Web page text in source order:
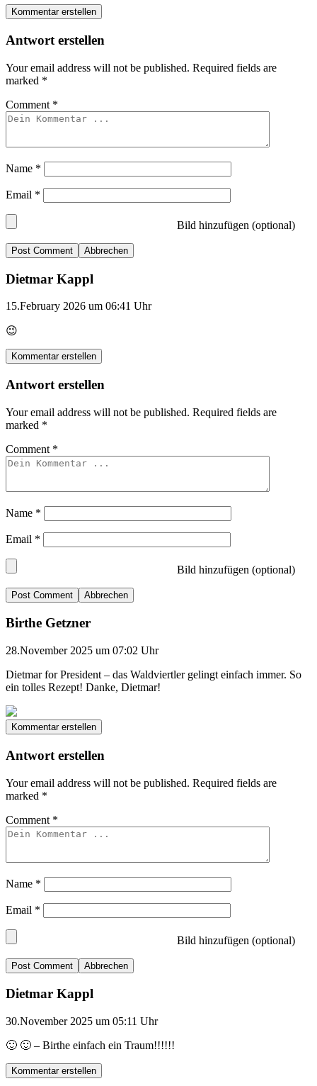
Kommentar erstellen
Antwort erstellen
Your email address will not be published. Required fields are
marked *
Comment *
Name *
Email *
Bild hinzufügen (optional)
Abbrechen
Dietmar Kappl
15.February 2026 um 06:41 Uhr
😉
Kommentar erstellen
Antwort erstellen
Your email address will not be published. Required fields are
marked *
Comment *
Name *
Email *
Bild hinzufügen (optional)
Abbrechen
Birthe Getzner
28.November 2025 um 07:02 Uhr
Dietmar for President – das Waldviertler gelingt einfach immer. So
ein tolles Rezept! Danke, Dietmar!
Kommentar erstellen
Antwort erstellen
Your email address will not be published. Required fields are
marked *
Comment *
Name *
Email *
Bild hinzufügen (optional)
Abbrechen
Dietmar Kappl
30.November 2025 um 05:11 Uhr
🙂 🙂 – Birthe einfach ein Traum!!!!!!
Kommentar erstellen